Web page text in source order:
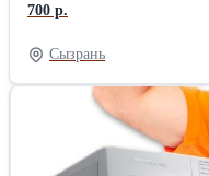
700 р.
Сызрань